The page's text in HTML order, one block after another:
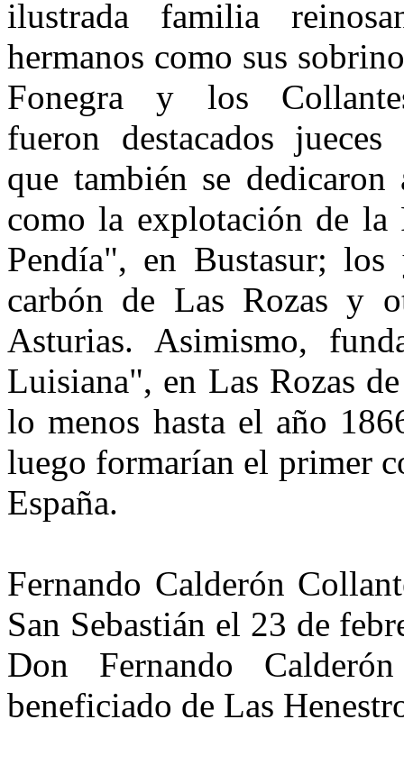
ilustrada familia
herma­nos como sus
Fonegra y los
fueron destacados
que tam­bién se dedicaron
como la explotación de la
Pendía", en Bustasur; los
carbón de Las Rozas y
Asturias. Asimismo,
Luisiana", en Las Rozas
lo menos hasta el año
luego formarían el primer
España.
Fernando Calderón
San Sebastián el 23 de
Don Fernando
beneficia­do de Las